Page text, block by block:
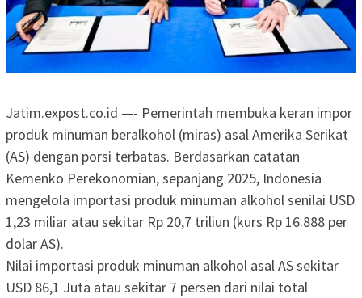
Jatim.expost.co.id —- Pemerintah membuka keran impor
produk minuman beralkohol (miras) asal Amerika Serikat
(AS) dengan porsi terbatas. Berdasarkan catatan
Kemenko Perekonomian, sepanjang 2025, Indonesia
mengelola importasi produk minuman alkohol senilai USD
1,23 miliar atau sekitar Rp 20,7 triliun (kurs Rp 16.888 per
dolar AS).
Nilai importasi produk minuman alkohol asal AS sekitar
USD 86,1 Juta atau sekitar 7 persen dari nilai total